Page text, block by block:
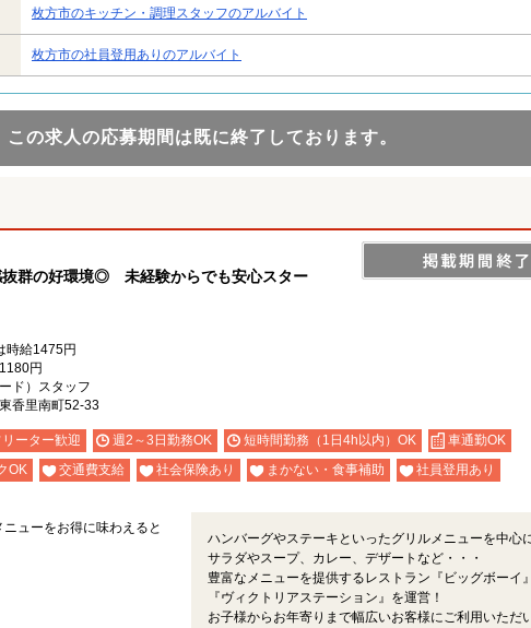
枚方市のキッチン・調理スタッフのアルバイト
枚方市の社員登用ありのアルバイト
この求人の応募期間は既に終了しております。
抜群の好環境◎ 未経験からでも安心スター
給1475円
円
ド）スタッフ
香里南町52-33
リーター歓迎 週2～3日勤務OK 短時間勤務（1日4h以内）OK
車通勤OK
OK 交通費支給 社会保険あり まかない・食事補助 社員登用あり
ューをお得に味わえると
ハンバーグやステーキといったグリルメニューを中心
サラダやスープ、カレー、デザートなど・・・
豊富なメニューを提供するレストラン『ビッグボーイ
『ヴィクトリアステーション』を運営！
お子様からお年寄りまで幅広いお客様にご利用いただ